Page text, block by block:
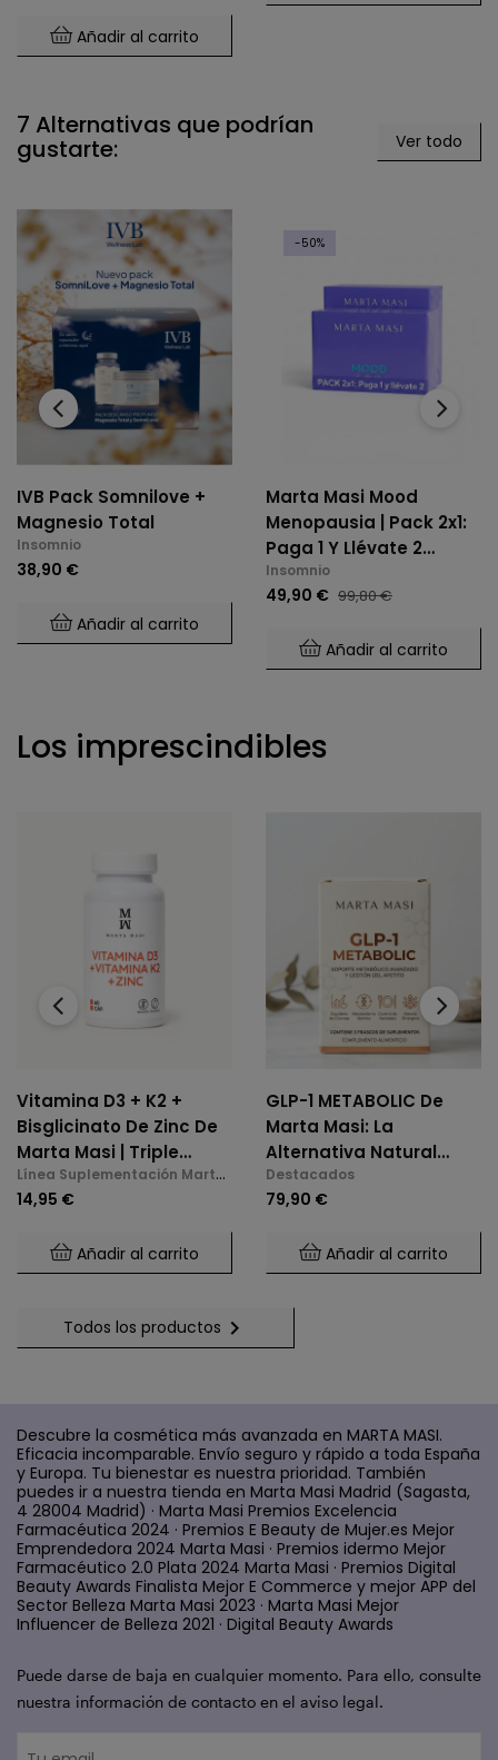
Añadir al carrito
7 Alternativas que podrían
gustarte: Ver todo
IVB Pack Somnilove +
Magnesio Total
Insomnio
38,90 €
Añadir al carrito
-50%
Marta Masi Mood
Menopausia | Pack 2x1:
Paga 1 Y Llévate 2
Unidades
Insomnio
49,90 € 99,80 €
Añadir al carrito
‹ ›
Los imprescindibles
Vitamina D3 + K2 +
Bisglicinato De Zinc De
Marta Masi | Triple
Acción: Huesos,
Inmunidad Y Bienestar
Línea Suplementación Marta
Masi
14,95 €
Añadir al carrito
GLP-1 METABOLIC De
Marta Masi: La
Alternativa Natural
Para El Control De
Glucosa Y Saciedad.
Destacados
79,90 €
Añadir al carrito
‹ ›
Todos los productos 
Descubre la cosmética más avanzada en MARTA MASI.
Eficacia incomparable. Envío seguro y rápido a toda España
y Europa. Tu bienestar es nuestra prioridad. También
puedes ir a nuestra tienda en Marta Masi Madrid (Sagasta,
4 28004 Madrid) · Marta Masi Premios Excelencia
Farmacéutica 2024 · Premios E Beauty de Mujer.es Mejor
Emprendedora 2024 Marta Masi · Premios idermo Mejor
Farmacéutico 2.0 Plata 2024 Marta Masi · Premios Digital
Beauty Awards Finalista Mejor E Commerce y mejor APP del
Sector Belleza Marta Masi 2023 · Marta Masi Mejor
Influencer de Belleza 2021 · Digital Beauty Awards
Puede darse de baja en cualquier momento. Para ello, consulte
nuestra información de contacto en el aviso legal.